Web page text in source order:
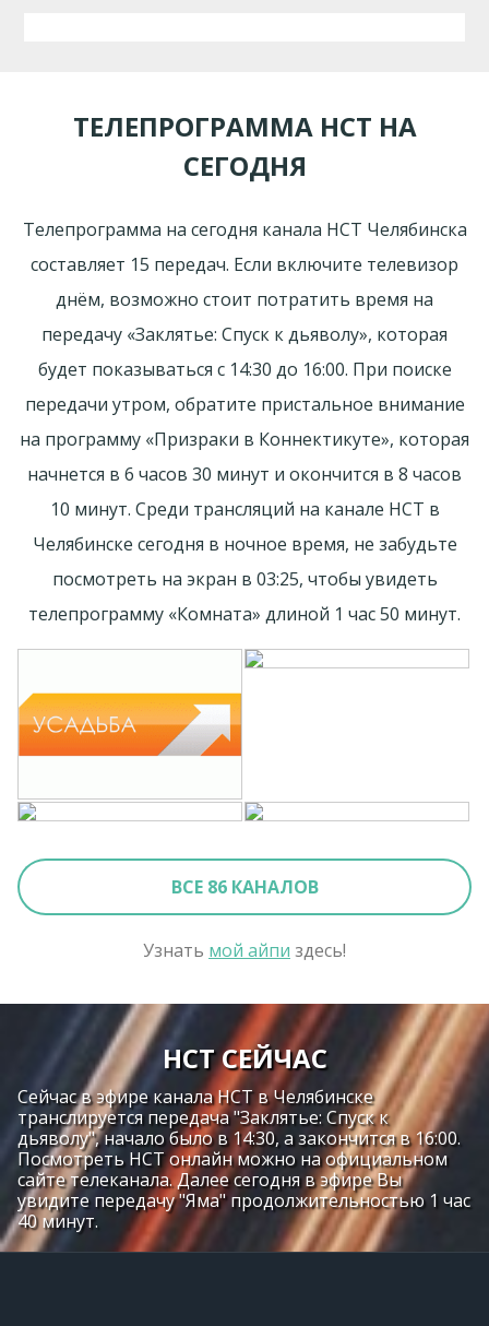
ТЕЛЕПРОГРАММА НСТ НА
СЕГОДНЯ
Телепрограмма на сегодня канала НСТ Челябинска
составляет 15 передач. Если включите телевизор
днём, возможно стоит потратить время на
передачу «Заклятье: Спуск к дьяволу», которая
будет показываться с 14:30 до 16:00. При поиске
передачи утром, обратите пристальное внимание
на программу «Призраки в Коннектикуте», которая
начнется в 6 часов 30 минут и окончится в 8 часов
10 минут. Среди трансляций на канале НСТ в
Челябинске сегодня в ночное время, не забудьте
посмотреть на экран в 03:25, чтобы увидеть
телепрограмму «Комната» длиной 1 час 50 минут.
ВСЕ 86 КАНАЛОВ
Узнать мой айпи здесь!
НСТ СЕЙЧАС
Сейчас в эфире канала НСТ в Челябинске
транслируется передача "Заклятье: Спуск к
дьяволу", начало было в 14:30, а закончится в 16:00.
Посмотреть НСТ онлайн можно на официальном
сайте телеканала. Далее сегодня в эфире Вы
увидите передачу "Яма" продолжительностью 1 час
40 минут.